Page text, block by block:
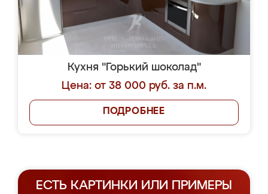
Кухня "Горький шоколад"
Цена: от 38 000 руб. за п.м.
ПОДРОБНЕЕ
ЕСТЬ КАРТИНКИ ИЛИ ПРИМЕРЫ